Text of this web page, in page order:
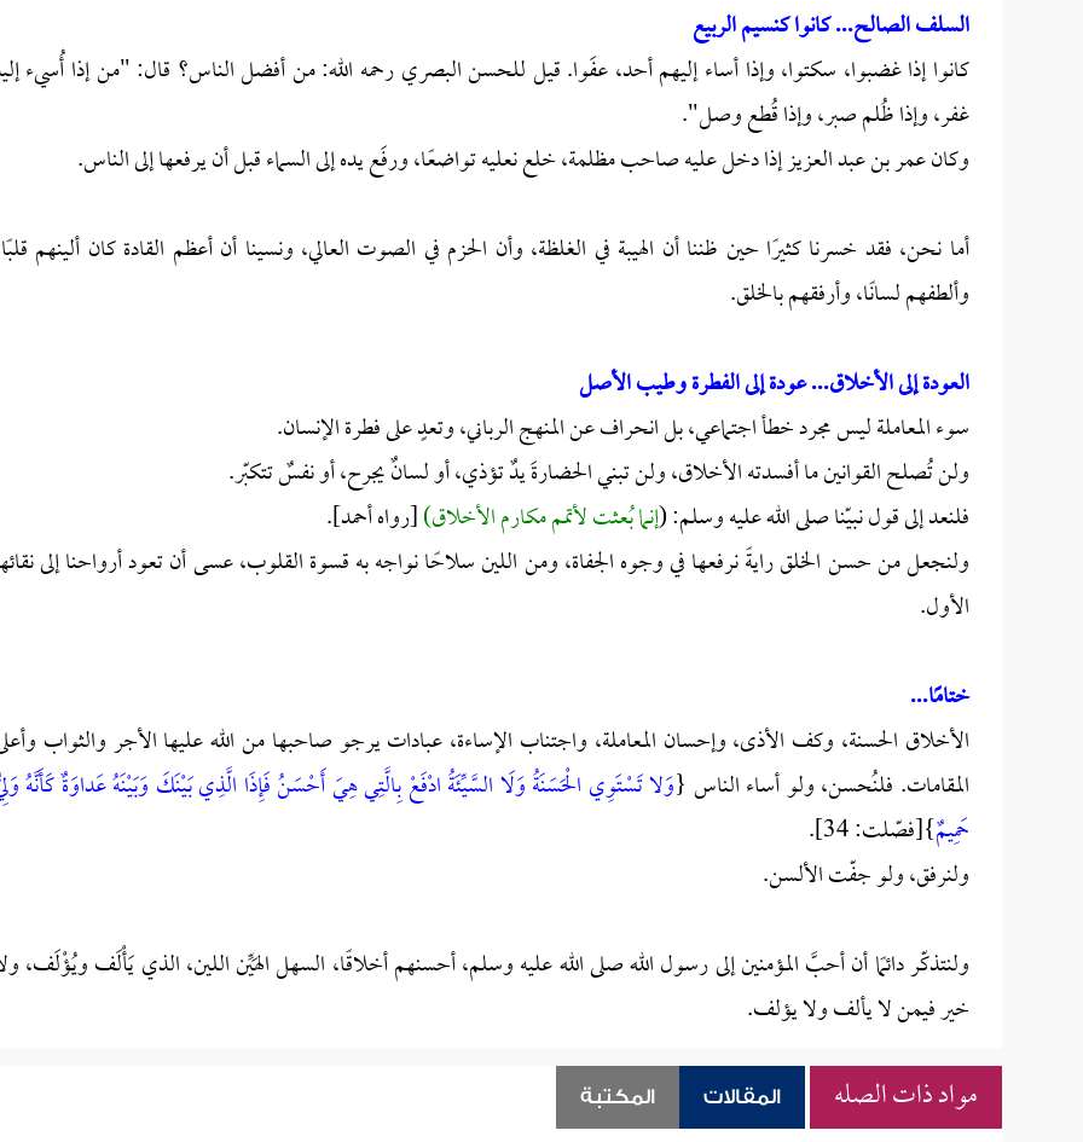
السلف الصالح... كانوا كنسيم الربيع
كانوا إذا غضبوا، سكتوا، وإذا أساء إليهم أحد، عفَوا. قيل للحسن البصري رحمه الله: من أفضل الناس؟ قال: "من إذا أُسيء
غفر، وإذا ظُلم صبر، وإذا قُطع وصل".
وكان عمر بن عبد العزيز إذا دخل عليه صاحب مظلمة، خلع نعليه تواضعًا، ورفَع يده إلى السماء قبل أن يرفعها إلى الناس.
أما نحن، فقد خسرنا كثيرًا حين ظننا أن الهيبة في الغلظة، وأن الحزم في الصوت العالي، ونسينا أن أعظم القادة كان ألينهم
وألطفهم لسانًا، وأرفقهم بالخلق.
العودة إلى الأخلاق... عودة إلى الفطرة وطيب الأصل
سوء المعاملة ليس مجرد خطأ اجتماعي، بل انحراف عن المنهج الرباني، وتعدٍ على فطرة الإنسان.
ولن تُصلح القوانين ما أفسدته الأخلاق، ولن تبني الحضارةَ يدٌ تؤذي، أو لسانٌ يجرح، أو نفسٌ تتكبّر.
فلنعد إلى قول نبيّنا صلى الله عليه وسلم: (إنما بُعثت لأتمم مكارم الأخلاق)[رواه أحمد].
ولنجعل من حسن الخلق رايةً نرفعها في وجوه الجفاة، ومن اللين سلاحًا نواجه به قسوة القلوب، عسى أن تعود أرواحنا إلى
الأول.
ختامًا...
الأخلاق الحسنة، وكف الأذى، وإحسان المعاملة، واجتناب الإساءة، عبادات يرجو صاحبها من الله عليها الأجر والثواب
المقامات. فلنُحسن، ولو أساء الناس {وَلا تَسْتَوِي الْحَسَنَةُ وَلَا السَّيِّئَةُ ادْفَعْ بِالَّتِي هِيَ أَحْسَنُ فَإِذَا الَّذِي بَيْنَكَ وَبَيْنَهُ عَداوَةٌ كَأَنَّهُ
حَمِيمٌ}[فصّلت: 34].
ولنرفق، ولو جفّت الألسن.
ولنتذكّر دائمًا أن أحبَّ المؤمنين إلى رسول الله صلى الله عليه وسلم، أحسنهم أخلاقًا، السهل الهَيِّن اللين، الذي يَأْلَف ويُؤْلَف،
خير فيمن لا يألف ولا يؤلف.
مواد ذات الصله المقالات المكتبة